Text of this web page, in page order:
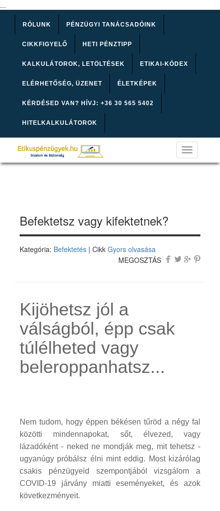
...
RÓLUNK PÉNZÜGYI TANÁCSADÓINK
CIKKFIGYELŐ HETI PÉNZTIPP
KALKULÁTOROK, LETÖLTÉSEK ETIKAI-KÓDEX
ELÉRHETŐSÉG, ÜZENET ÉLETKÉPEK
KÉRDÉSED VAN? HÍVJ: +36 30 565 5402
HITELKALKULÁTOROK
Toggle
navigation
Befektetsz vagy kifektetnek?
Kategória: Befektetés | Cikk Gyors olvasása
MEGOSZTÁS
Kijöhetsz jól a
válságból, épp csak
túlélheted vagy
beleroppanhatsz...
Nem tudom, hogy éppen békésen tűröd a négy fal
közötti mindennapokat, sőt, élvezed, vagy
lázadóként - neked ne mondják meg, mit tehetsz -
ugyanúgy próbálsz élni mint eddig. Most kizárólag
csakis pénzügyeid szempontjából vizsgálom a
COVID-19 járvány miatti eseményeket, és azok
következményeit.